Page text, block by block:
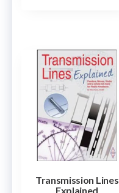
Transmission Lines
Explained